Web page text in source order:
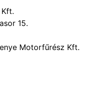
15.
Motorfűrész Kft.